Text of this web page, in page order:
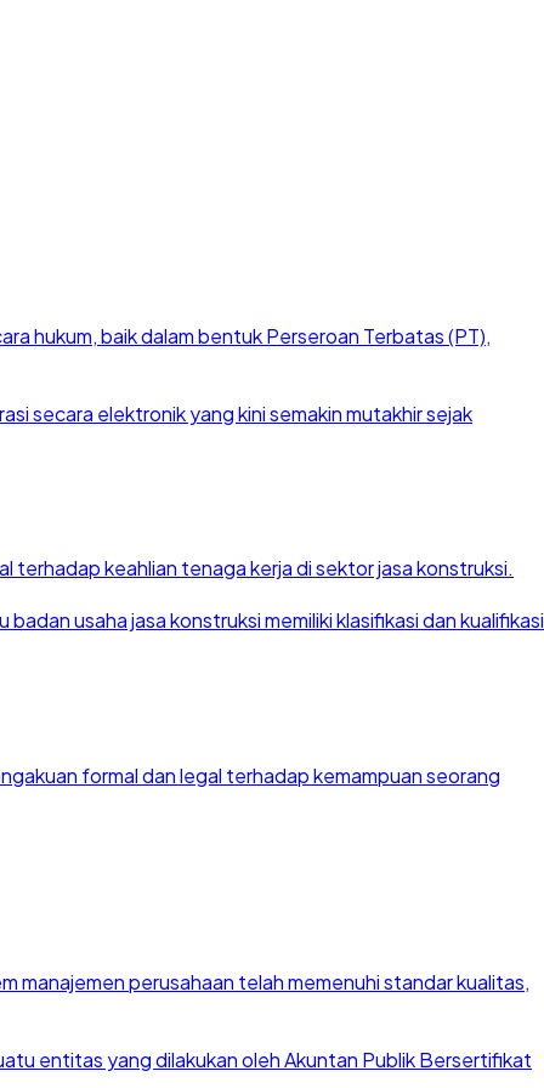
hukum, baik dalam bentuk Perseroan Terbatas (PT),
secara elektronik yang kini semakin mutakhir sejak
keahlian tenaga kerja di sektor jasa konstruksi.
usaha jasa konstruksi memiliki klasifikasi dan kualifikasi
formal dan legal terhadap kemampuan seorang
perusahaan telah memenuhi standar kualitas,
entitas yang dilakukan oleh Akuntan Publik Bersertifikat